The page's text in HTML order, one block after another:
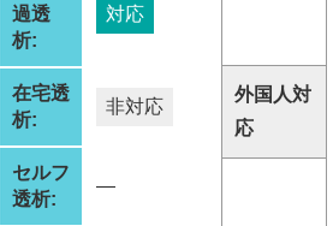
過透
析:
対応
在宅透
析:
非対応
セルフ
透析:
―
外国人対
応